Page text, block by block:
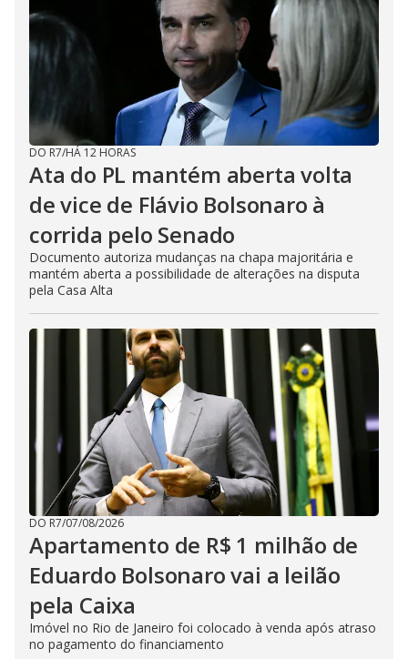
DO R7/HÁ 12 HORAS
Ata do PL mantém aberta volta
de vice de Flávio Bolsonaro à
corrida pelo Senado
Documento autoriza mudanças na chapa majoritária e
mantém aberta a possibilidade de alterações na disputa
pela Casa Alta
DO R7/07/08/2026
Apartamento de R$ 1 milhão de
Eduardo Bolsonaro vai a leilão
pela Caixa
Imóvel no Rio de Janeiro foi colocado à venda após atraso
no pagamento do financiamento